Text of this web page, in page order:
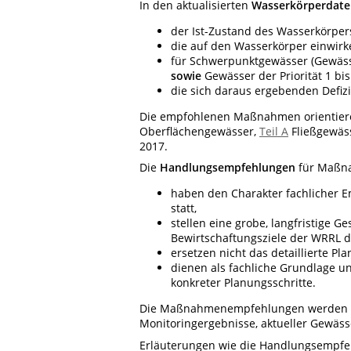
In den aktualisierten
der Ist-Zustand des
die auf den Wasserkörper
für Schwerpunktgewässer
sowie Gewässer der Priorität 1
die sich daraus ergebenden
Die empfohlenen Maßnahmen
Oberflächengewässer, Teil A
2017.
Die Handlungsempfehlungen für
haben den Charakter fachlicher
statt,
stellen eine grobe, langfristige
Bewirtschaftungsziele der WRRL
ersetzen nicht das detaillierte
dienen als fachliche Grundlage
konkreter Planungsschritte.
Die Maßnahmenempfehlungen
Monitoringergebnisse, aktueller
Erläuterungen wie die